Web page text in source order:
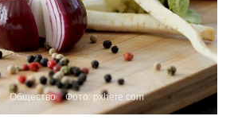
Общество Фото: pxhere.com